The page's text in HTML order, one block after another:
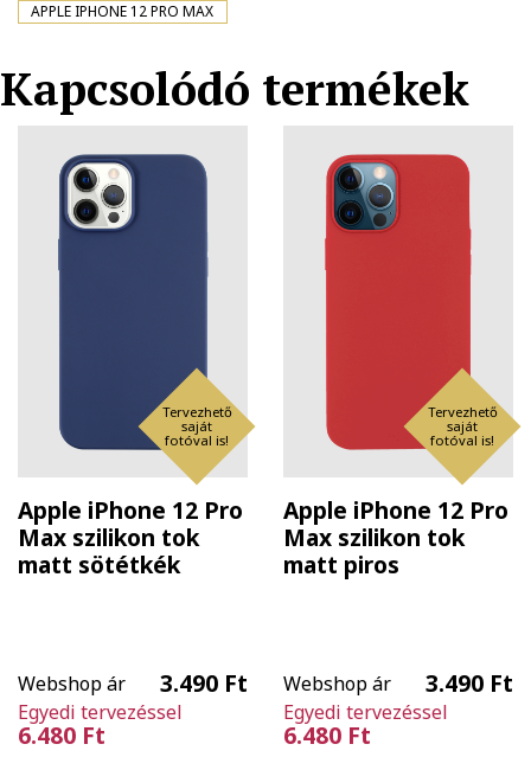
APPLE IPHONE 12 PRO MAX
Kapcsolódó termékek
Tervezhető
saját
fotóval is!
Apple iPhone 12 Pro
Max szilikon tok
matt sötétkék
Webshop ár 3.490 Ft
Egyedi tervezéssel
6.480 Ft
Tervezhető
saját
fotóval is!
Apple iPhone 12 Pro
Max szilikon tok
matt piros
Webshop ár 3.490 Ft
Egyedi tervezéssel
6.480 Ft